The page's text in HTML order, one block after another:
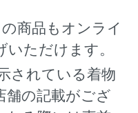
商品もオンライ
ただけます。
されている着物
舗の記載がござ